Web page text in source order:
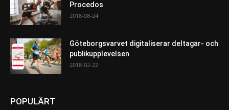
Procedos
2018-08-24
Göteborgsvarvet digitaliserar deltagar- och
publikupplevelsen
2018-02-22
POPULÄRT